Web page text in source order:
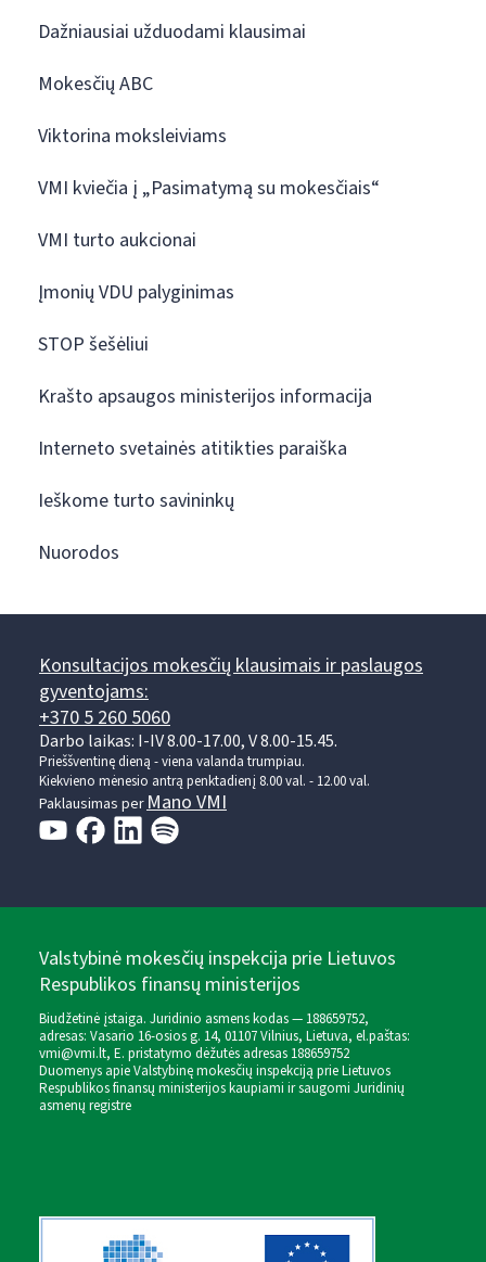
Dažniausiai užduodami klausimai
Mokesčių ABC
Viktorina moksleiviams
VMI kviečia į „Pasimatymą su mokesčiais“
VMI turto aukcionai
Įmonių VDU palyginimas
STOP šešėliui
Krašto apsaugos ministerijos informacija
Interneto svetainės atitikties paraiška
Ieškome turto savininkų
Nuorodos
Konsultacijos mokesčių klausimais ir paslaugos
gyventojams:
+370 5 260 5060
Darbo laikas: I-IV 8.00-17.00, V 8.00-15.45.
Prieššventinę dieną - viena valanda trumpiau.
Kiekvieno mėnesio antrą penktadienį 8.00 val. - 12.00 val.
Paklausimas perMano VMI
Valstybinė mokesčių inspekcija prie Lietuvos
Respublikos finansų ministerijos
Biudžetinė įstaiga. Juridinio asmens kodas — 188659752,
adresas: Vasario 16-osios g. 14, 01107 Vilnius, Lietuva, el.paštas:
vmi@vmi.lt, E. pristatymo dėžutės adresas 188659752
Duomenys apie Valstybinę mokesčių inspekciją prie Lietuvos
Respublikos finansų ministerijos kaupiami ir saugomi Juridinių
asmenų registre